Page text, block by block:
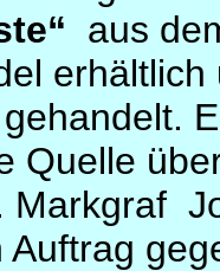
aus
Quelle
Markgraf
Auftrag